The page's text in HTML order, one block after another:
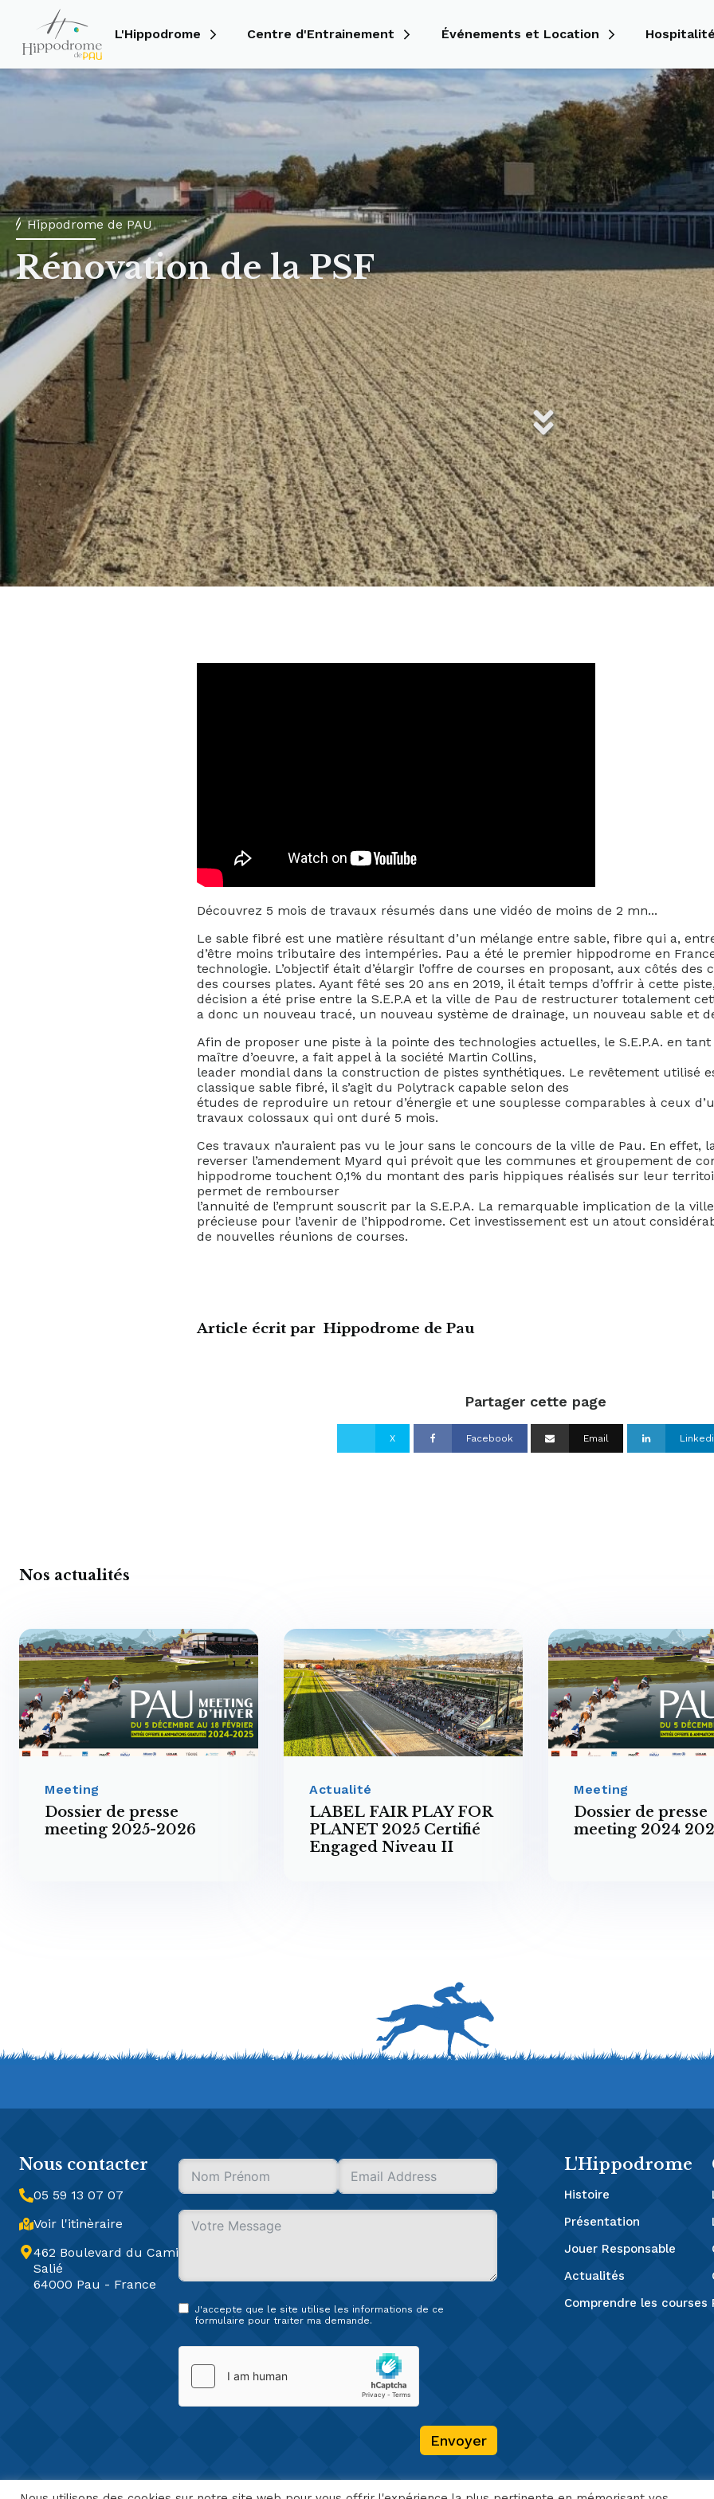
L'Hippodrome Centre d'Entrainement Événements et Location
Hippodrome de PAU
Rénovation de la PSF
Découvrez 5 mois de travaux résumés dans une vidéo de moins de 2 mn...
Le sable fibré est une matière résultant d’un mélange entre sable, fibre qui a,
d’être moins tributaire des intempéries. Pau a été le premier hippodrome en
technologie. L’objectif était d’élargir l’offre de courses en proposant, aux côtés des
des courses plates. Ayant fêté ses 20 ans en 2019, il était temps d’offrir à cette
décision a été prise entre la S.E.P.A et la ville de Pau de restructurer totalement
a donc un nouveau tracé, un nouveau système de drainage, un nouveau sable et
Afin de proposer une piste à la pointe des technologies actuelles, le S.E.P.A. en
maître d’oeuvre, a fait appel à la société Martin Collins,
leader mondial dans la construction de pistes synthétiques. Le revêtement utilisé
classique sable fibré, il s’agit du Polytrack capable selon des
études de reproduire un retour d’énergie et une souplesse comparables à ceux
travaux colossaux qui ont duré 5 mois.
Ces travaux n’auraient pas vu le jour sans le concours de la ville de Pau. En effet,
reverser l’amendement Myard qui prévoit que les communes et groupement de
hippodrome touchent 0,1% du montant des paris hippiques réalisés sur leur
permet de rembourser
l’annuité de l’emprunt souscrit par la S.E.P.A. La remarquable implication de la
précieuse pour l’avenir de l’hippodrome. Cet investissement est un atout
de nouvelles réunions de courses.
Article écrit par Hippodrome de Pau
Partager cette page
X Facebook Email
Nos actualités
Meeting
Dossier de presse
meeting 2025-2026
Actualité
LABEL FAIR PLAY FOR
PLANET 2025 Certifié
Engaged Niveau II
Meeting
Dossier de presse
meeting 2024
Nous contacter
05 59 13 07 07
Voir l'itinèraire
462 Boulevard du Cami
Salié
64000 Pau - France
J'accepte que le site utilise les informations de ce
formulaire pour traiter ma demande.
Envoyer
L'Hippodrome
Histoire
Présentation
Jouer Responsable
Actualités
Comprendre les courses